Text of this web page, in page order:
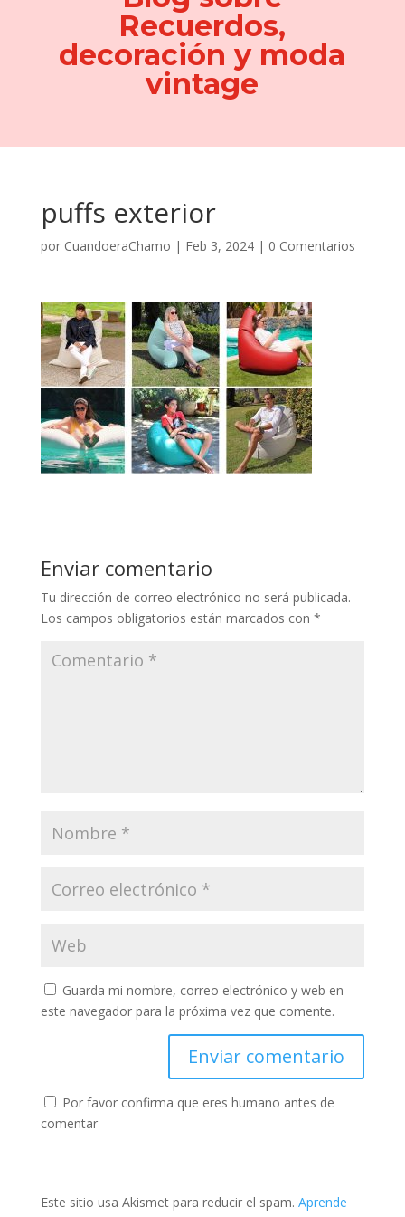
Recuerdos,
decoración y moda
vintage
puffs exterior
por CuandoeraChamo | Feb 3, 2024| 0 Comentarios
Enviar comentario
Tu dirección de correo electrónico no será publicada.
Los campos obligatorios están marcados con *
Guarda mi nombre, correo electrónico y web en
este navegador para la próxima vez que comente.
Por favor confirma que eres humano antes de
comentar
Este sitio usa Akismet para reducir el spam. Aprende